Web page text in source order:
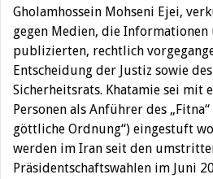
Gholamhossein Mohseni Ejei,
gegen Medien, die Informationen
publizierten, rechtlich
Entscheidung der Justiz sowie
Sicherheitsrats. Khatamie sei mit
Personen als Anführer des
göttliche Ordnung“) eingestuft
werden im Iran seit den
Präsidentschaftswahlen im Juni